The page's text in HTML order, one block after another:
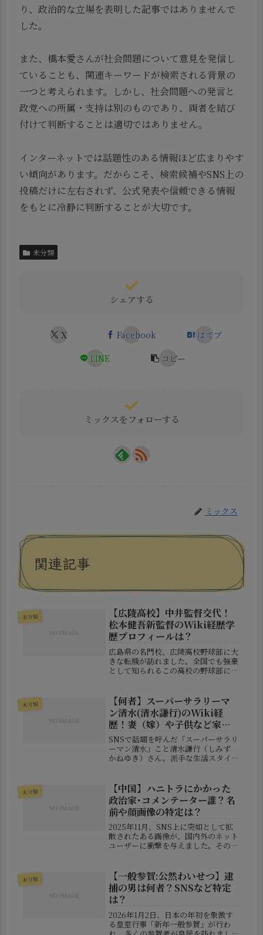
り、政治的な立場を表明した記事ではありませんで
した。
また、橋本愛さんが社会問題について意見を発信し
ていることも、関連キーワードが検索される背景の
一つと考えられます。しかし、社会問題への発言と
政党への所属・支持は別のものであり、両者を結び
付けて判断することは適切ではありません。
インターネットでは話題性のある情報ほど広まりやす
い傾向があります。だからこそ、検索候補やSNS上の
投稿だけに左右されず、公式発表や信頼できる情報
をもとに冷静に判断することが大切です。
未分類
シェアする
X Facebook
はてブ
LINE
コピー
ミックスをフォローする
ミックス
関連記事
未分類
【広陵高校】中井監督交代！
松本健吾新監督のWiki経歴学
歴プロフィールは？
広島県の名門校、広陵高校野球部に大
きな転機が訪れました。全国でも強豪
として知られるこの高校の野球部にお
督に就任することが正式に発表されま
した。この交代劇は、部内で発覚した
上...
未分類
【何者】スーパーサラリーマ
ン清水(清水謙行)のWiki経
歴！妻（嫁）や子供など家族
構成は？
SNSで話題を呼んだ「スーパーサラリ
ーマン清水」こと清水謙行（しみず
かねゆき）さん。派手な生活スタイル
捕されるなど、波乱の人生を歩んでい
ます。この記事では、彼の経歴や...
未分類
【中国】ハニトラにかかった
政治家･コメンテーター誰？名
前や顔画像の特定は？
2025年11月、SNS上に突如として拡
散されたある画像が、国内外のネット
ユーザーに衝撃を与えました。その画
し、「これ以上日本が内政に干渉する
なら、“ハニートラップにかかっ...
未分類
【一般参賀:公然わいせつ】逮
捕の男は何者？SNSなど特定
は？
2026年1月2日、日本の年初を象徴す
る皇室行事「新年一般参賀」が行わ